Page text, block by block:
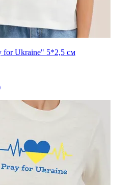
for Ukraine" 5*2,5 cм